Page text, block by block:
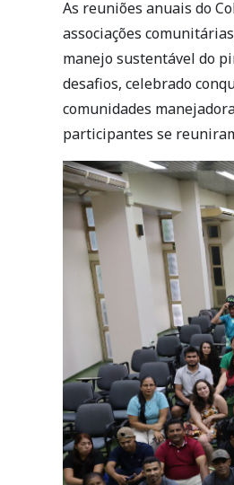
As reuniões anuais do
associações
manejo sustentável do
desafios, celebrado
comunidades
participantes se